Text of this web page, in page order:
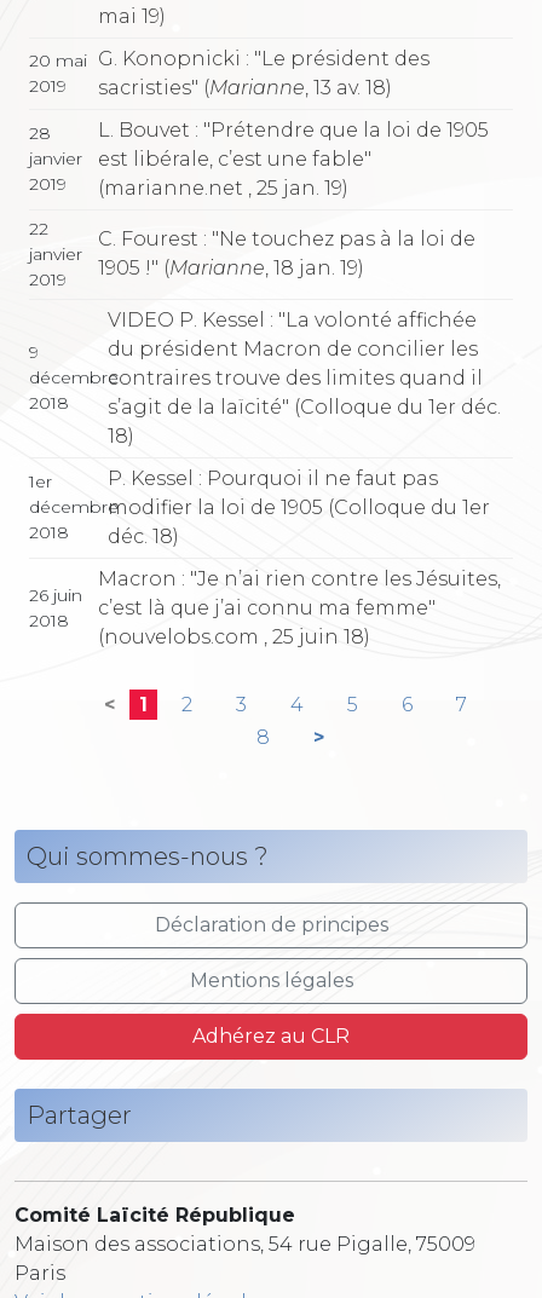
mai 19)
20 mai
2019
G. Konopnicki : "Le président des
sacristies" (Marianne , 13 av. 18)
28
janvier
2019
L. Bouvet : "Prétendre que la loi de 1905
est libérale, c’est une fable"
(marianne.net , 25 jan. 19)
22
janvier
2019
C. Fourest : "Ne touchez pas à la loi de
1905 !" (Marianne, 18 jan. 19)
9
décembre
2018
VIDEO P. Kessel : "La volonté affichée
du président Macron de concilier les
contraires trouve des limites quand il
s’agit de la laïcité" (Colloque du 1er déc.
18)
1er
décembre
2018
P. Kessel : Pourquoi il ne faut pas
modifier la loi de 1905 (Colloque du 1er
déc. 18)
26 juin
2018
Macron : "Je n’ai rien contre les Jésuites,
c’est là que j’ai connu ma femme"
(nouvelobs.com , 25 juin 18)
< 1 2 3 4 5 6
7
8
>
Qui sommes-nous ?
Déclaration de principes
Mentions légales
Adhérez au CLR
Partager
Comité Laïcité République
Maison des associations, 54 rue Pigalle, 75009
Paris